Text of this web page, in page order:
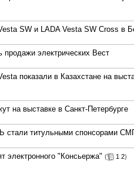
SW и LADA Vesta SW Cross в
продажи электрических Вест
показали в Казахстане на
на выставке в Санкт-Петербурге
титульными спонсорами
электронного "Консьержа" ( 1 2)